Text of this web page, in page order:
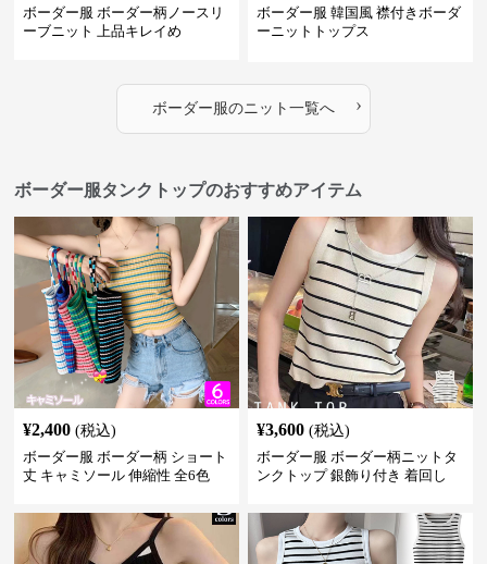
ボーダー服 ボーダー柄ノースリ
ーブニット 上品キレイめ
ボーダー服 韓国風 襟付きボーダ
ーニットトップス
ボーダー服のニット 一覧へ ›
ボーダー服タンクトップのおすすめアイテム
¥2,400 (税込)
ボーダー服 ボーダー柄 ショート
丈 キャミソール 伸縮性 全6色
¥3,600 (税込)
ボーダー服 ボーダー柄ニットタ
ンクトップ 銀飾り付き 着回し